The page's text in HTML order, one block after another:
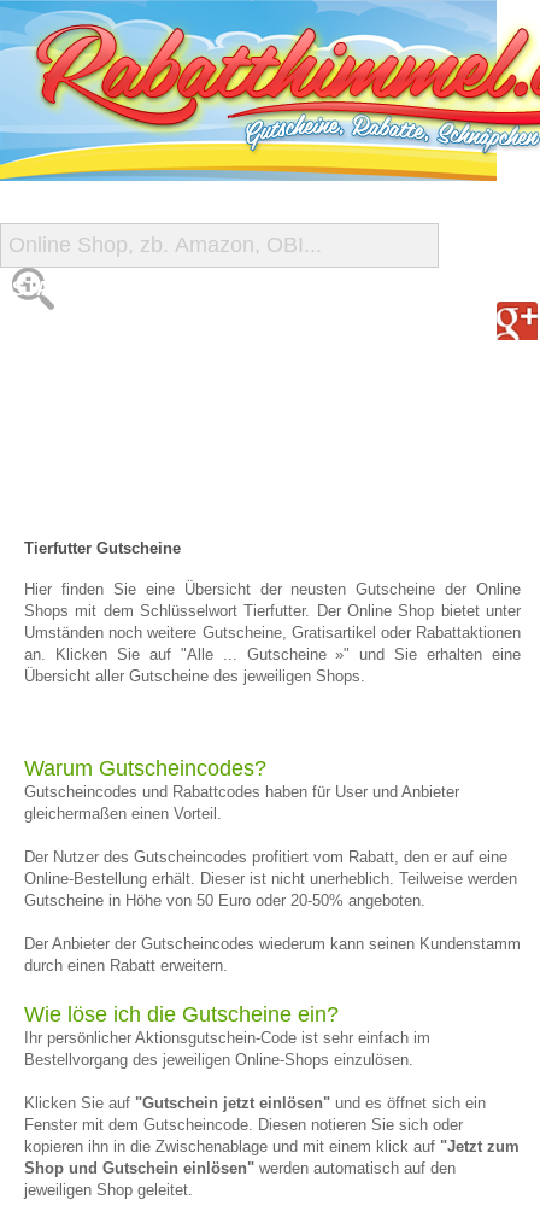
START
Tierfutter Gutscheine
Hier finden Sie eine Übersicht der neusten Gutscheine der Online
Shops mit dem Schlüsselwort Tierfutter. Der Online Shop bietet unter
Umständen noch weitere Gutscheine, Gratisartikel oder Rabattaktionen
an. Klicken Sie auf "Alle ... Gutscheine »" und Sie erhalten eine
Übersicht aller Gutscheine des jeweiligen Shops.
Warum Gutscheincodes?
Gutscheincodes und Rabattcodes haben für User und Anbieter
gleichermaßen einen Vorteil.
Der Nutzer des Gutscheincodes profitiert vom Rabatt, den er auf eine
Online-Bestellung erhält. Dieser ist nicht unerheblich. Teilweise werden
Gutscheine in Höhe von 50 Euro oder 20-50% angeboten.
Der Anbieter der Gutscheincodes wiederum kann seinen Kundenstamm
durch einen Rabatt erweitern.
Wie löse ich die Gutscheine ein?
Ihr persönlicher Aktionsgutschein-Code ist sehr einfach im
Bestellvorgang des jeweiligen Online-Shops einzulösen.
Klicken Sie auf "Gutschein jetzt einlösen" und es öffnet sich ein
Fenster mit dem Gutscheincode. Diesen notieren Sie sich oder
kopieren ihn in die Zwischenablage und mit einem klick auf "Jetzt zum
Shop und Gutschein einlösen" werden automatisch auf den
jeweiligen Shop geleitet.